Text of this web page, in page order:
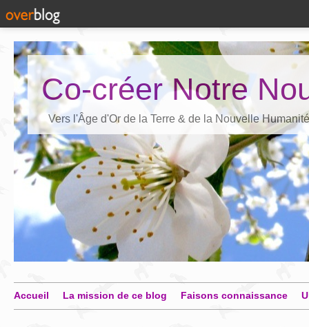
Co-créer Notre
Vers l'Âge d'Or de la Terre & de la Nouvelle Humanité
Accueil La mission de ce blog Faisons connaissance